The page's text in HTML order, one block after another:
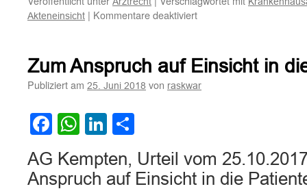
Akteneinsicht | Kommentare deaktiviertfür
des
Einsichtsrechts
eines
Vorbereitung
der
Geltendmachung
Zum Anspruch auf Einsicht in
Publiziert am 25. Juni 2018 von raskwar
Facebook
WhatsApp
LinkedIn
AG Kempten, Urteil vom
Anspruch auf Einsicht in die